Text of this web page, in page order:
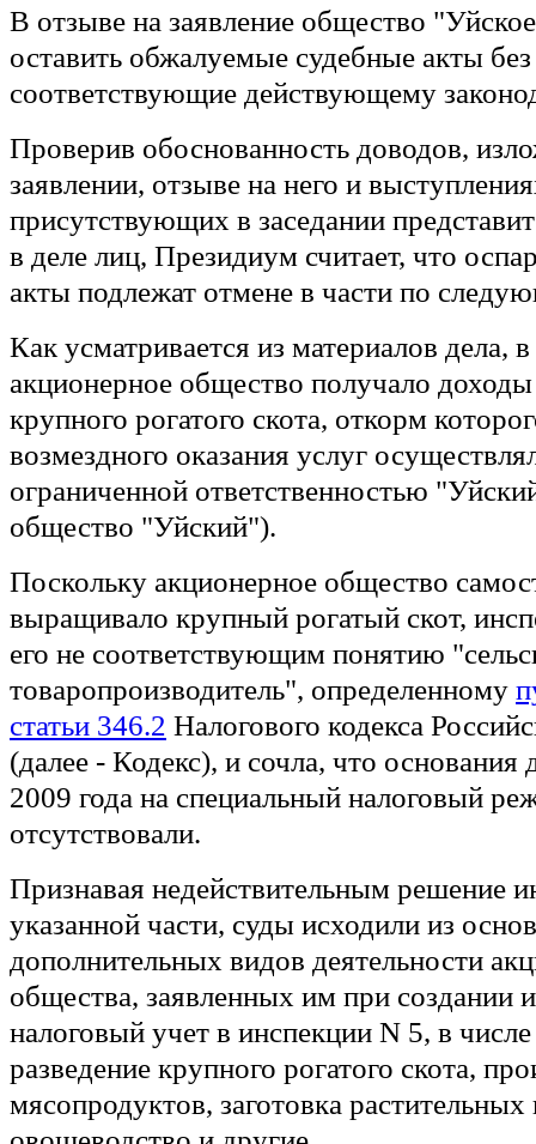
В отзыве на заявление общество
оставить обжалуемые судебные акты
соответствующие действующему
Проверив обоснованность доводов,
заявлении, отзыве на него и
присутствующих в заседании
в деле лиц, Президиум считает, что
акты подлежат отмене в части по
Как усматривается из материалов дела,
акционерное общество получало доходы
крупного рогатого скота, откорм
возмездного оказания услуг
ограниченной ответственностью
общество "Уйский").
Поскольку акционерное общество
выращивало крупный рогатый скот,
его не соответствующим понятию
товаропроизводитель", определенному
статьи 346.2 Налогового кодекса
(далее - Кодекс), и сочла, что основания
2009 года на специальный налоговый
отсутствовали.
Признавая недействительным решение
указанной части, суды исходили из
дополнительных видов деятельности
общества, заявленных им при создании
налоговый учет в инспекции N 5, в
разведение крупного рогатого скота,
мясопродуктов, заготовка